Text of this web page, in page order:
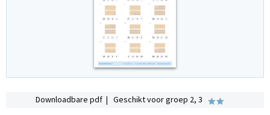
Downloadbare pdf | Geschikt voor groep 2, 3